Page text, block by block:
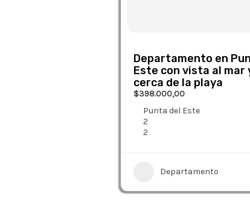
Departamento en
Este con vista al mar
cerca de la playa
$398.000,00
Punta del Este
2
2
Departamento